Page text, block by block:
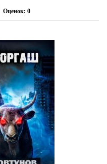
Оценок: 0